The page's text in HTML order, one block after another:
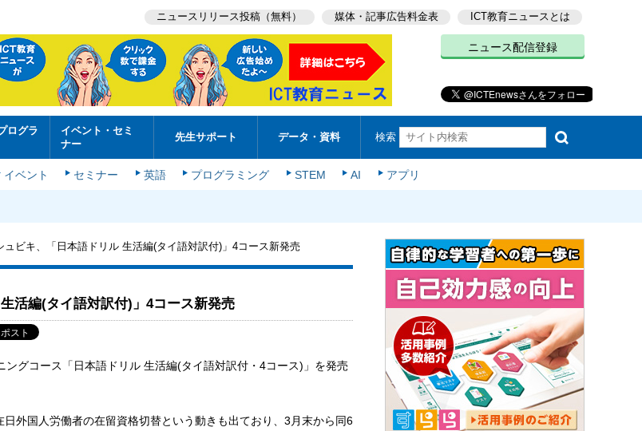
ニュースリリース投稿（無料） 媒体・記事広告料金表 ICT教育ニュースとは
ニュース配信登録
ログラ
イベント・セミ
ナー
先生サポート データ・資料 検索
イベント セミナー 英語 プログラミング STEM AI アプリ
ュビキ、「日本語ドリル 生活編(タイ語対訳付)」4コース新発売
活編(タイ語対訳付)」4コース新発売
ングコース「日本語ドリル 生活編(タイ語対訳付・4コース)」を発売
外国人労働者の在留資格切替という動きも出ており、3月末から同6